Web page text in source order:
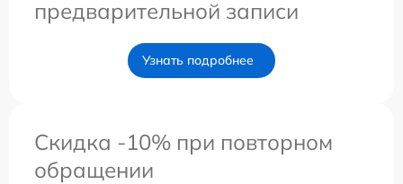
предварительной записи
Узнать подробнее
Скидка -10% при повторном
обращении